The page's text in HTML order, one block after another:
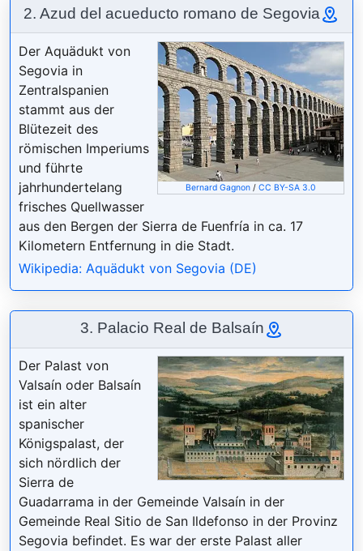
2. Azud del acueducto romano de Segovia
Bernard Gagnon /CC BY-SA 3.0
Der Aquädukt von
Segovia in
Zentralspanien
stammt aus der
Blütezeit des
römischen Imperiums
und führte
jahrhundertelang
frisches Quellwasser
aus den Bergen der Sierra de Fuenfría in ca. 17
Kilometern Entfernung in die Stadt.
Wikipedia: Aquädukt von Segovia (DE)
3. Palacio Real de Balsaín
Der Palast von
Valsaín oder Balsaín
ist ein alter
spanischer
Königspalast, der
sich nördlich der
Sierra de
Guadarrama in der Gemeinde Valsaín in der
Gemeinde Real Sitio de San Ildefonso in der Provinz
Segovia befindet. Es war der erste Palast aller